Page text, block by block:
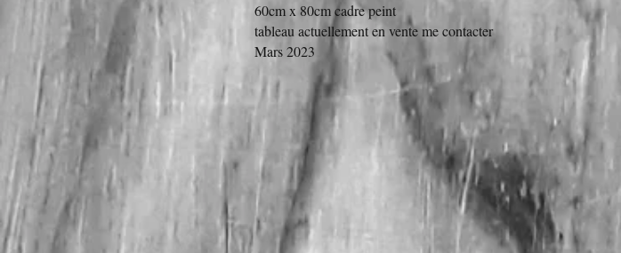
60cm x 80cm cadre peint
tableau actuellement en vente me contacter
Mars 2023